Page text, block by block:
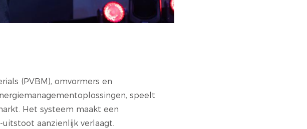
(PVBM), omvormers en
speelt
Het systeem maakt een
aanzienlijk verlaagt.